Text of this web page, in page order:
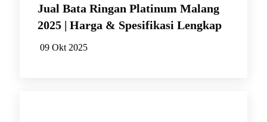
Jual Bata Ringan Platinum Malang
2025 | Harga & Spesifikasi Lengkap
09 Okt 2025